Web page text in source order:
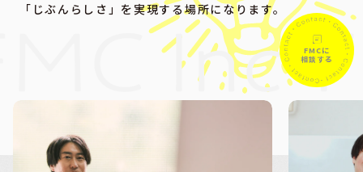
「じぶんらしさ」を実現する場所になります。
FMCに
相談する